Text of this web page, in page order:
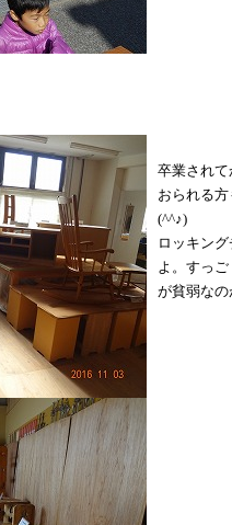
卒業され
おられる
(^^♪)
ロッキン
よ。すっ
が貧弱な